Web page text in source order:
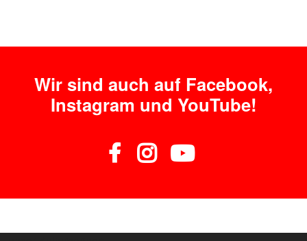
Wir sind auch auf Facebook,
Instagram und YouTube!